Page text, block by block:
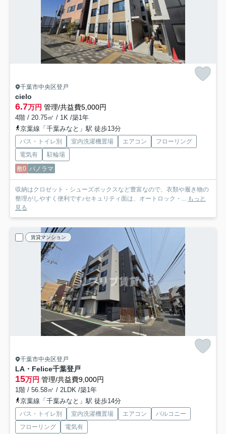
千葉市中央区登戸
cielo
6.7万円 管理/共益費5,000円
4階 / 20.75㎡ / 1K /築1年
京葉線「千葉みなと」駅 徒歩13分
バス・トイレ別 室内洗濯機置場 エアコン
フローリング
電気有
駐輪場
敷0 パノラマ
収納はクロゼット・シューズボックスなど豊富なので、衣類や履き物の
整理がしやすく便利です♪セキュリティ面は、オートロック・...
もっと
見る
賃貸マンション
千葉市中央区登戸
LA・Felice千葉登戸
15万円 管理/共益費9,000円
1階 / 56.58㎡ / 2LDK /築1年
京葉線「千葉みなと」駅 徒歩14分
バス・トイレ別 室内洗濯機置場 エアコン
バルコニー
フローリング
電気有